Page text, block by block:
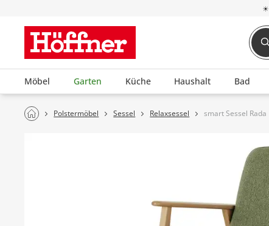
☀
Möbel Garten Küche Haushalt Bad
Polstermöbel Sessel Relaxsessel smart Sessel Rada